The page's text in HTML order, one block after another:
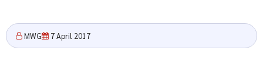
MWG 7 April 2017